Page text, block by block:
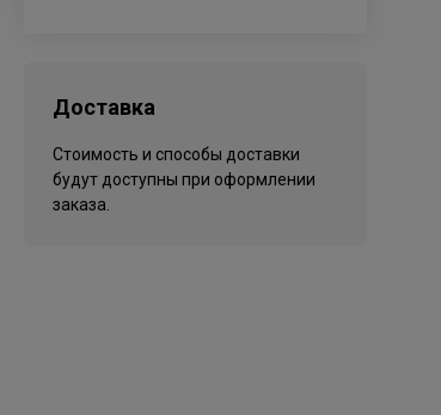
Доставка
Стоимость и способы доставки
будут доступны при оформлении
заказа.